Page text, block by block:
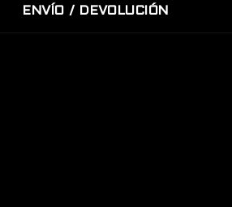
ENVÍO / DEVOLUCIÓN